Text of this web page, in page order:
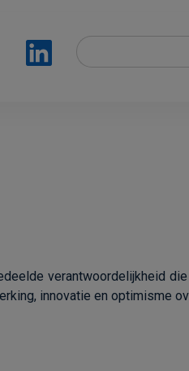
verantwoordelijkheid
innovatie en optimisme